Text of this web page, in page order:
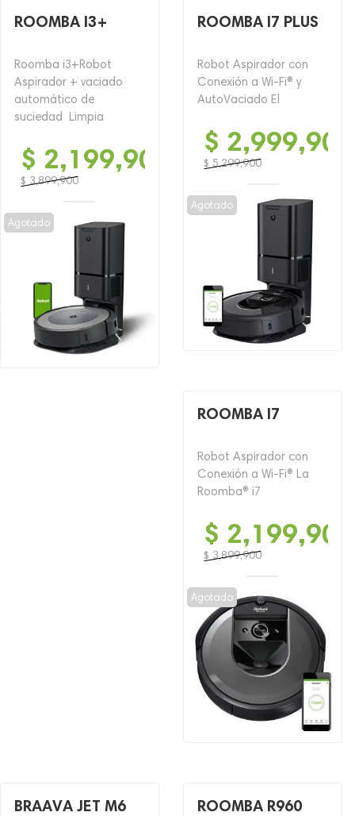
ROOMBA I3+
Roomba i3+Robot
Aspirador + vaciado
automático de
suciedad Limpia
$ 3,899,900
precio
original
$ 3,899,900.
$ 2,199,900
precio
actual
$ 2,199,900.
Agotado
ROOMBA I7 PLUS
Robot Aspirador con
Conexión a Wi-Fi® y
AutoVaciado El
$ 5,299,900
precio
original
$ 5,299,900.
$ 2,999,900
precio
actual
$ 2,999,900.
Agotado
ROOMBA I7
Robot Aspirador con
Conexión a Wi-Fi® La
Roomba® i7
$ 3,899,900
precio
original
era:
$ 3,899,900.
$ 2,199,900
precio
actual
es:
$ 2,199,900.
Agotado
BRAAVA JET M6 ROOMBA R960